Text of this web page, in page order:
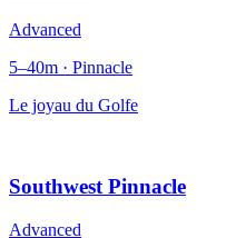
Advanced
5–40m · Pinnacle
Le joyau du Golfe
Southwest Pinnacle
Advanced